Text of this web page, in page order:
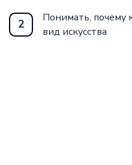
2
Понимать, почему
вид искусства